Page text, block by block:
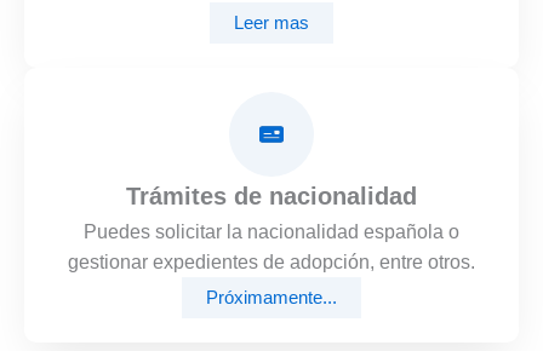
Leer mas
Trámites de nacionalidad
Puedes solicitar la nacionalidad española o
gestionar expedientes de adopción, entre otros.
Próximamente...